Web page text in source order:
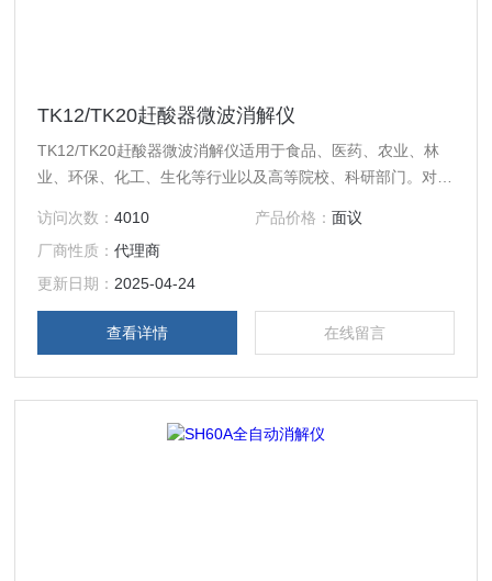
TK12/TK20赶酸器微波消解仪
TK12/TK20赶酸器微波消解仪适用于食品、医药、农业、林
业、环保、化工、生化等行业以及高等院校、科研部门。对土
赶酸处理。同时可配套海能TANK系列微波消解仪的赶酸处
理。
访问次数：4010 产品价格： 面议
厂商性质：代理商
更新日期： 2025-04-24
查看详情 在线留言